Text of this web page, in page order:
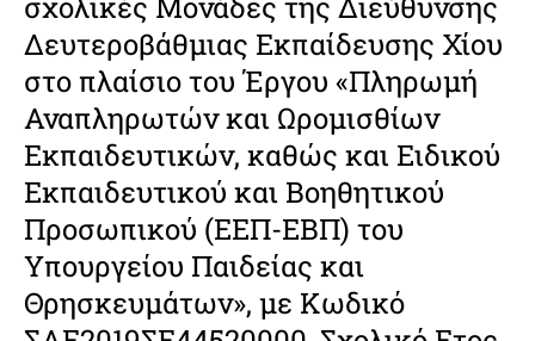
Δευτεροβάθμιας Εκπαίδευσης Χίου
στο πλαίσιο του Έργου «Πληρωμή
Αναπληρωτών και Ωρομισθίων
Εκπαιδευτικών, καθώς και Ειδικού
Εκπαιδευτικού και Βοηθητικού
Προσωπικού (ΕΕΠ-ΕΒΠ) του
Υπουργείου Παιδείας και
Θρησκευμάτων», με Κωδικό